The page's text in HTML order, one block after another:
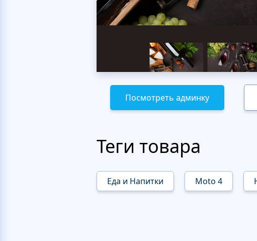
Посмотреть админку
Теги товара
Еда и Напитки Moto 4